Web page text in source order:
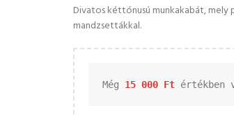
Divatos kéttónusú munkakabát,
mandzsettákkal.
Még 15 000 Ft értékben